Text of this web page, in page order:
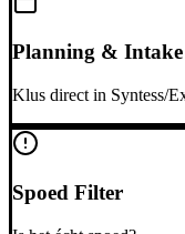
Planning & Intake
Klus direct in Syntess/
Spoed Filter